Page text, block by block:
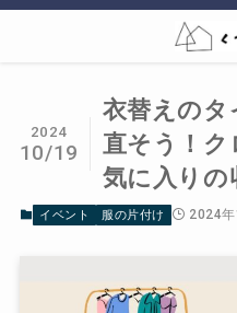
衣替えのタ
直そう！
気に入りの
2024
10/19
イベント 服の片付け 2024